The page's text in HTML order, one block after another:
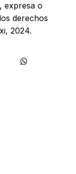
expresa o
derechos
2024.